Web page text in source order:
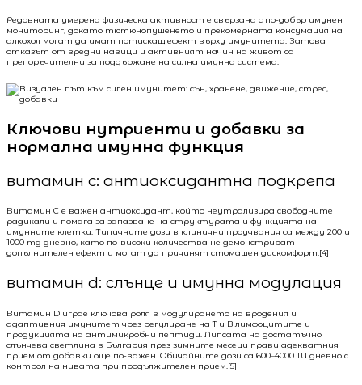
Редовната умерена физическа активност е свързана с по-добър имунен
мониторинг, докато тютюнопушенето и прекомерната консумация на
алкохол могат да имат потискащ ефект върху имунитета. Затова
отказът от вредни навици и активният начин на живот са
препоръчителни за поддържане на силна имунна система.
Ключови нутриенти и добавки за
нормална имунна функция
витамин c: антиоксидантна подкрепа
Витамин C е важен антиоксидант, който неутрализира свободните
радикали и помага за запазване на структурата и функцията на
имунните клетки. Типичните дози в клинични проучвания са между 200 и
1000 mg дневно, като по-високи количества не демонстрират
допълнителен ефект и могат да причинят стомашен дискомфорт.[4]
витамин d: слънце и имунна модулация
Витамин D играе ключова роля в модулирането на вродения и
адаптивния имунитет чрез регулиране на T и B лимфоцитите и
продукцията на антимикробни пептиди. Липсата на достатъчно
слънчева светлина в България през зимните месеци прави адекватния
прием от добавки още по-важен. Обичайните дози са 600–4000 IU дневно с
контрол на нивата при продължителен прием.[5]